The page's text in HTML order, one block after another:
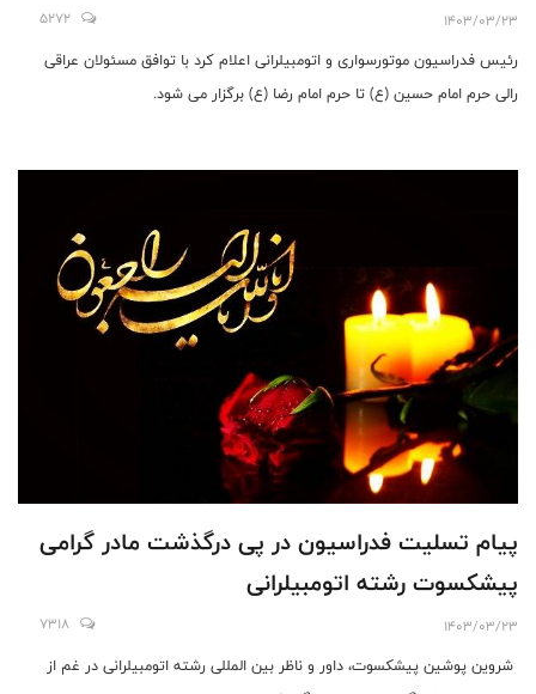
1403/03/23
5272
رئیس فدراسیون موتورسواری و اتومبیلرانی اعلام کرد با توافق مسئولان عراقی
رالی حرم امام حسین (ع) تا حرم امام رضا (ع) برگزار می شود.
پیام تسلیت فدراسیون در پی درگذشت مادر گرامی
پیشکسوت رشته اتومبیلرانی
1403/03/23
7318
شروین پوشین پیشکسوت، داور و ناظر بین المللی رشته اتومبیلرانی در غم از